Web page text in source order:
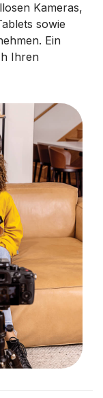
Kameras,
sowie
Ein
Ihren